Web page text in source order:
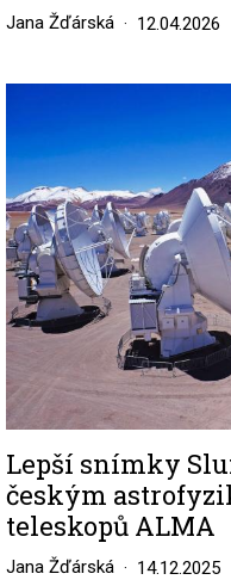
Jana Žďárská 12.04.2026
Lepší snímky
českým
teleskopů ALMA
Jana Žďárská 14.12.2025